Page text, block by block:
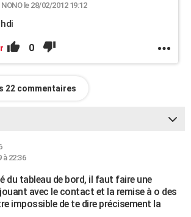
le 28/02/2012 19:12
0
22 commentaires
à 22:36
du tableau de bord, il faut faire une
avec le contact et la remise à o des
impossible de te dire précisement la